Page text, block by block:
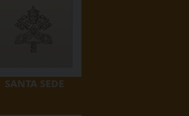
SANTA SEDE